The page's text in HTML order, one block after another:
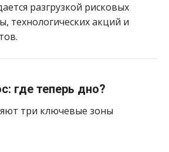
разгрузкой рисковых
технологических акций и
где теперь дно?
три ключевые зоны